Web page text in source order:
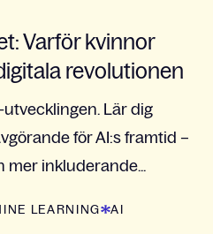
Varför kvinnor
revolutionen
utvecklingen. Lär dig
för AI:s framtid –
mer inkluderande...
LEARNING AI